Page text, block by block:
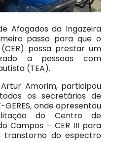
Afogados da Ingazeira
passo para que o
possa prestar um
a pessoas com
(TEA).
Amorim, participou
os secretários de
onde apresentou
do Centro de
Campos – CER III para
transtorno do espectro